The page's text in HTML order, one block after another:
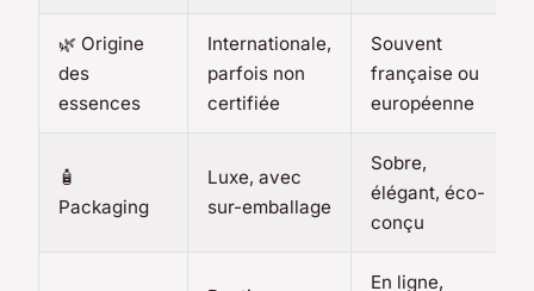
🌿 Origine
des
essences
Internationale,
parfois non
certifiée
Souvent
française ou
européenne
🧴
Packaging
Luxe, avec
sur-emballage
Sobre,
élégant, éco-
conçu
En ligne,